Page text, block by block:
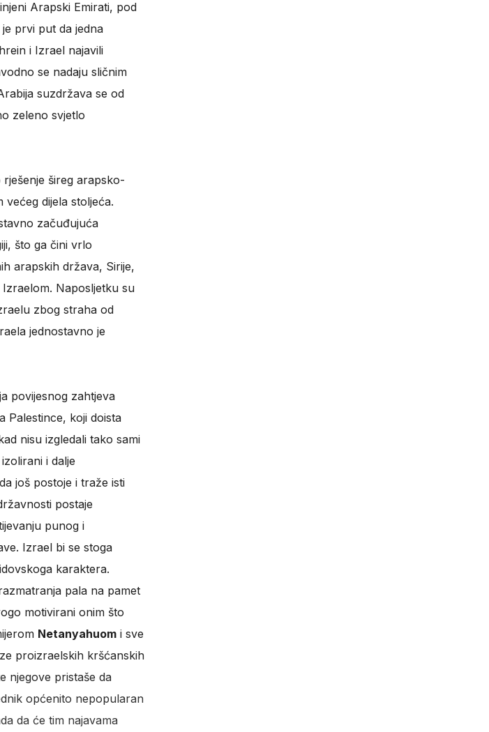
Arapski Emirati, pod
prvi put da jedna
i Izrael najavili
se nadaju sličnim
suzdržava se od
zeleno svjetlo
šireg arapsko-
dijela stoljeća.
začuđujuća
što ga čini vrlo
arapskih država, Sirije,
Naposljetku su
zbog straha od
jednostavno je
povijesnog zahtjeva
Palestince, koji doista
nisu izgledali tako sami
i dalje
još postoje i traže isti
postaje
punog i
Izrael bi se stoga
karaktera.
pala na pamet
motivirani onim što
Netanyahuomi sve
proizraelskih kršćanskih
njegove pristaše da
općenito nepopularan
da će tim najavama